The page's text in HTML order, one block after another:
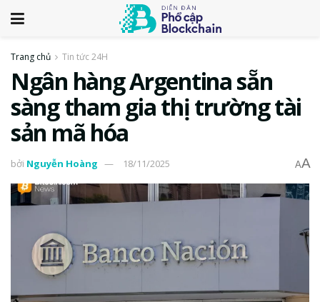
Trang chủ Tin tức 24H
Ngân hàng Argentina sẵn
sàng tham gia thị trường tài
sản mã hóa
bởi Nguyễn Hoàng 18/11/2025 AA